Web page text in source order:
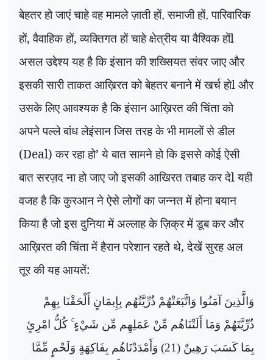
बेहतर हो जाएं चाहे वह मामले ज़ाती हों,समाजी हों,पारिवारिक
हों, वैवाहिक हों, व्यक्तिगत हों चाहे क्षेत्रीय या वैश्विक होंl
असल उद्देश्य यह है कि इंसान की शख्सियत संवर जाए और
इसकी सारी ताकत आख़िरत को बेहतर बनाने में खर्च होl और
उसके लिए आवश्यक है कि इंसान आख़िरत की चिंता को
अपने पल्ले बांध लेइंसान जिस तरह के भी मामलों से डील
(Deal) कर रहा हो’ ये बात सामने हो कि इससे कोई ऐसी
बात सरज़द ना हो जाए जो इसकी आखिरत तबाह कर देl यही
वजह है कि कुरआन ने ऐसे लोगों का जन्नत में होना बयान
किया है जो इस दुनिया में अल्लाह के ज़िक्र में डूब कर और
आख़िरत की चिंता में हैरान परेशान रहते थे, देखें सुरह अल
तूर की यह आयतें:
وَالَّذِينَ آمَنُوا وَاتَّبَعَتْهُمْ ذُرِّيَّتُهُم بِإِيمَانٍ أَلْحَقْنَا بِهِمْ
ذُرِّيَّتَهُمْ وَمَا أَلَتْنَاهُم مِّنْ عَمَلِهِم مِّن شَيْءٍ ۚ كُلُّ امْرِئٍ
بِمَا كَسَبَ رَهِينٌ (21) وَأَمْدَدْنَاهُم بِفَاكِهَةٍ وَلَحْمٍ مِّمَّا